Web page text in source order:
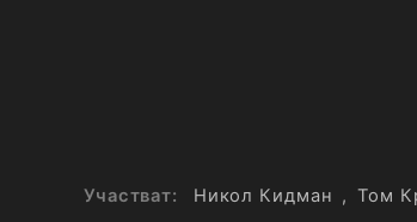
Участват: Никол Кидман , Том